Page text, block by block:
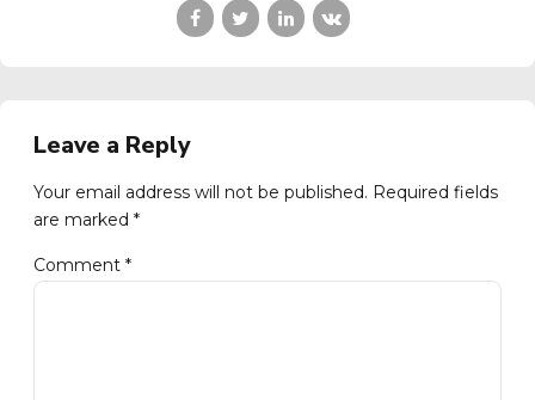
Leave a Reply
Your email address will not be published. Required fields
are marked *
Comment *